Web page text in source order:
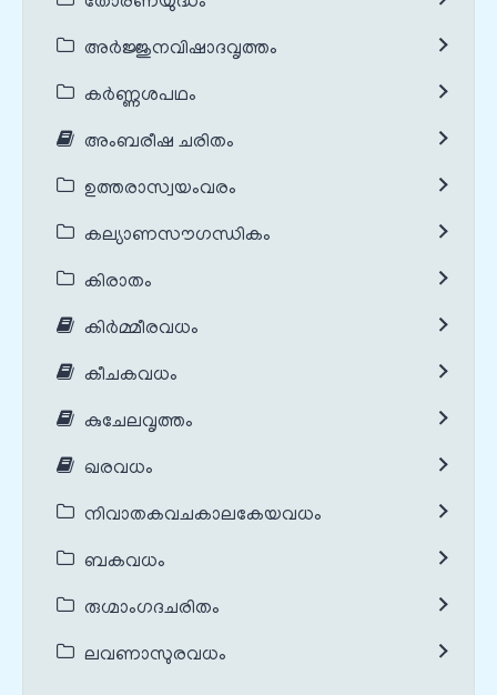
അർജ്ജുനവിഷാദവൃത്തം
കർണ്ണശപഥം
അംബരീഷ ചരിതം
ഉത്തരാസ്വയംവരം
കല്യാണസൗഗന്ധികം
കിരാതം
കിർമ്മീരവധം
കീചകവധം
കുചേലവൃത്തം
ഖരവധം
നിവാതകവചകാലകേയവധം
ബകവധം
രുഗ്മാംഗദചരിതം
ലവണാസുരവധം